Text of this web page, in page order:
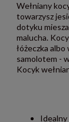
Wełniany
towarzysz
dotyku
malucha.
łóżeczka
samolotem -
Kocyk
Idealny